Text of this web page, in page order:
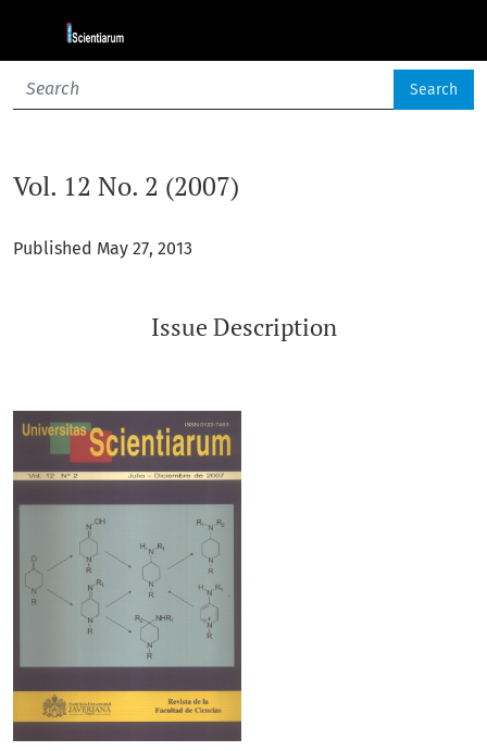
Search
Vol. 12 No. 2 (2007)
Published May 27, 2013
Issue Description